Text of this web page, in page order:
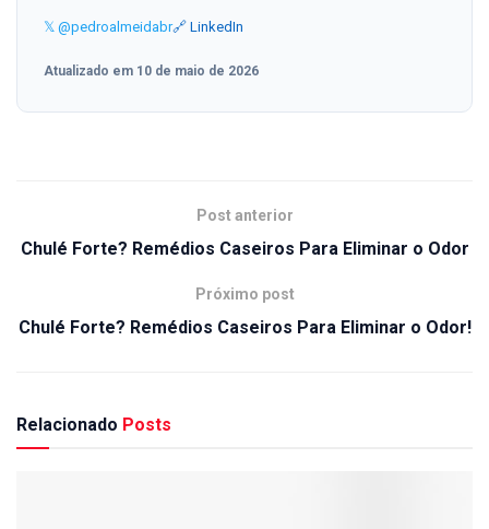
𝕏 @pedroalmeidabr🔗 LinkedIn
Atualizado em 10 de maio de 2026
Post anterior
Chulé Forte? Remédios Caseiros Para Eliminar o Odor
Próximo post
Chulé Forte? Remédios Caseiros Para Eliminar o Odor!
Relacionado Posts